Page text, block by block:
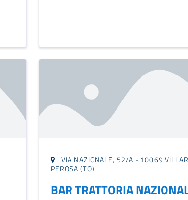
VIA NAZIONALE, 52/A - 10069 VILLAR
PEROSA (TO)
BAR TRATTORIA